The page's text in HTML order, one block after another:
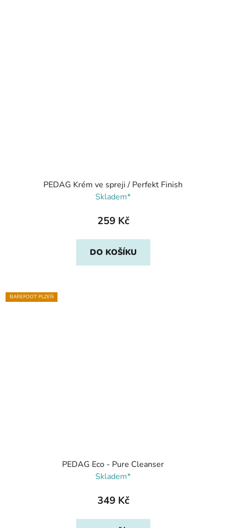
PEDAG Krém ve spreji / Perfekt Finish
Skladem*
259 Kč
DO KOŠÍKU
BAREFOOT PLZEŇ
PEDAG Eco - Pure Cleanser
Skladem*
349 Kč